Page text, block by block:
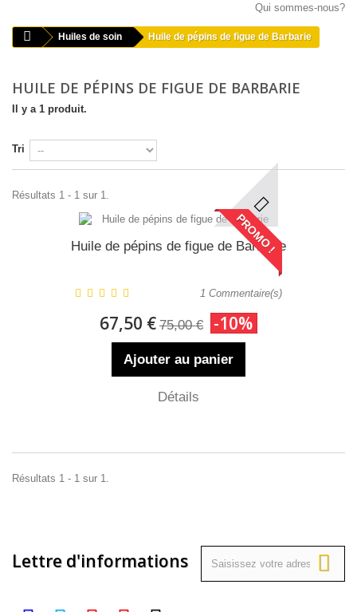
Qui sommes-nous?
Huiles de soin Huile de pépins de figue de Barbarie
HUILE DE PÉPINS DE FIGUE DE BARBARIE
Il y a 1 produit.
Tri
Résultats 1 - 1 sur 1.
PROMO !
Huile de pépins de figue de Barbarie
1 Commentaire(s)
67,50 € 75,00 € -10%
Ajouter au panier
Détails
Résultats 1 - 1 sur 1.
Lettre d'informations